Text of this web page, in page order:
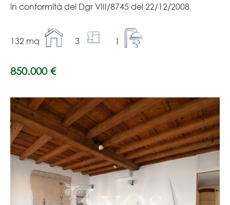
in conformità del Dgr VIII/8745 del 22/12/2008
132 mq 3 1
850.000 €